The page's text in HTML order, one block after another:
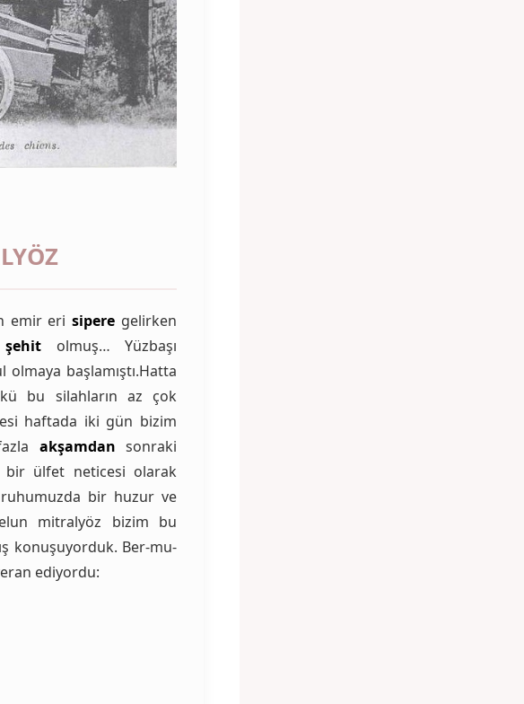
emir erisipere gelirken
şehit olmuş… Yüzbaşı
başlamıştı.Hatta
bu silahların az çok
haftada iki gün bizim
akşamdan sonraki
bir ülfet neticesi olarak
ruhumuzda bir huzur ve
mitralyöz bizim bu
konuşuyorduk. Ber-mu-
ediyordu: